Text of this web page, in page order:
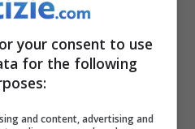
se io confido in
con i voti del
la sua
your consent to use
for the following
and content, advertising and